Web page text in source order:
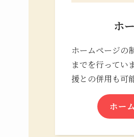
ホ
ホームページの
までを行ってい
援との併用も可
ホー